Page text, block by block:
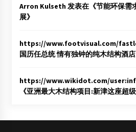
Arron Kulseth发表在《节能环保需
展》
https://www.footvisual.com/
国历任总统 情有独钟的纯木结构酒店
https://www.wikidot.com/
《亚洲最大木结构项目:新津这座超